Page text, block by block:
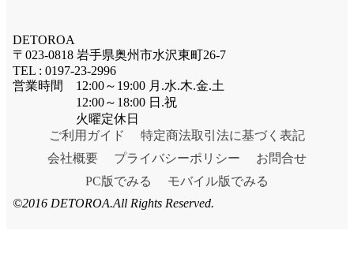
DETOROA
〒023-0818 岩手県奥州市水沢東町26-7
TEL : 0197-23-2996
営業時間 12:00～19:00 月.水.木.金.土
12:00～18:00 日.祝
火曜定休日
ご利用ガイド
特定商法取引法に基づく表記
会社概要
プライバシーポリシー
お問合せ
PC版でみる
モバイル版でみる
©2016 DETOROA.All Rights Reserved.